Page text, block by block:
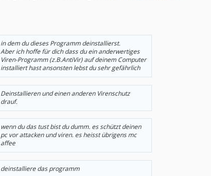
in dem du dieses Programm deinstallierst.
Aber ich hoffe für dich dass du ein anderwertiges
Viren-Programm (z.B.AntiVir) auf deinem Computer
installiert hast ansonsten lebst du sehr gefährlich
Deinstallieren und einen anderen Virenschutz
drauf.
wenn du das tust bist du dumm. es schützt deinen
pc vor attacken und viren. es heisst übrigens mc
affee
deinstalliere das programm